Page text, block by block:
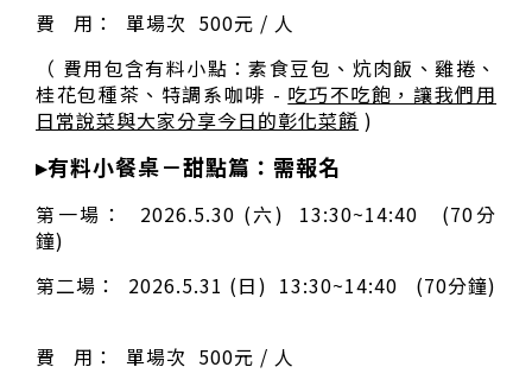
費 用： 單場次 500元 / 人
（ 費用包含有料小點：素食豆包、炕肉飯、雞捲、
桂花包種茶、特調系咖啡 - 吃巧不吃飽，讓我們用
日常說菜與大家分享今日的彰化菜餚 )
▸有料小餐桌－甜點篇：需報名
第一場： 2026.5.30 (六) 13:30~14:40 (70分
鐘)
第二場： 2026.5.31 (日) 13:30~14:40 (70分鐘)
費 用： 單場次 500元 / 人